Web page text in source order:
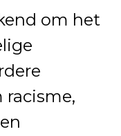
om het
racisme,